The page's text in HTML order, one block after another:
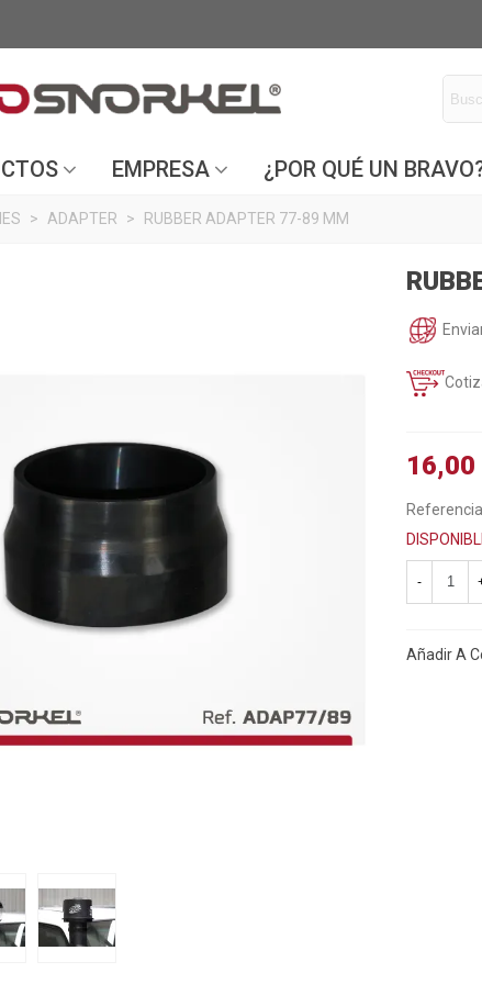
EMPRESA ¿POR QUÉ UN
> ADAPTER > RUBBER ADAPTER 77-89 MM
16,00
-
Añadir A